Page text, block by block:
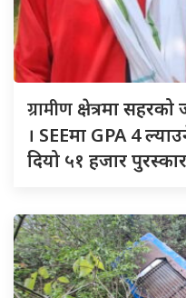
ग्रामीण क्षेत्रमा सहरको
। SEEमा GPA 4
दियो ५१ हजार